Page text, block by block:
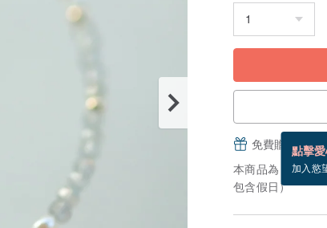
點擊
加入慾
免費贈送電子
本商品為「接單
包含假日）